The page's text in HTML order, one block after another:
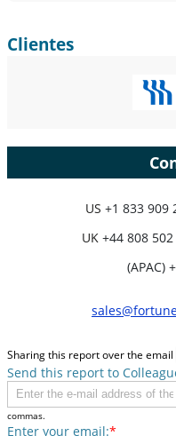
Clientes
US +1 833 909
UK +44 808
(APAC)
Sharing this report over the email
Send this report to
commas.
Enter your email:*